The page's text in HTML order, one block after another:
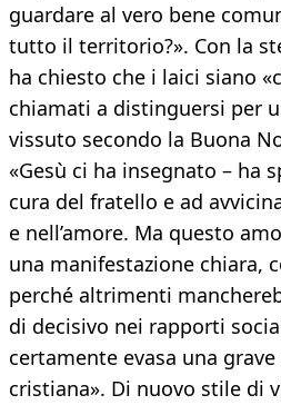
guardare al vero bene
tutto il territorio?». Con la
ha chiesto che i laici siano
chiamati a distinguersi per
vissuto secondo la Buona
«Gesù ci ha insegnato – ha
cura del fratello e ad
e nell’amore. Ma questo
una manifestazione chiara,
perché altrimenti
di decisivo nei rapporti
certamente evasa una
cristiana». Di nuovo stile di